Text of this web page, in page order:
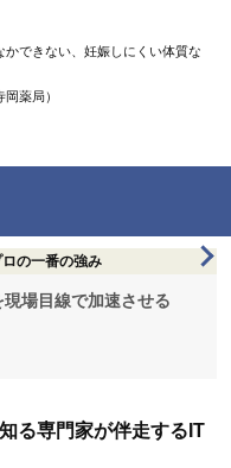
できない、妊娠しにくい体質な
薬局）
ロの一番の強み
場目線で加速させる
る専門家が伴走するIT